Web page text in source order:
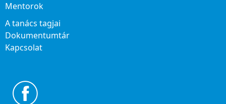
Mentorok
A tanács tagjai
Dokumentumtár
Kapcsolat